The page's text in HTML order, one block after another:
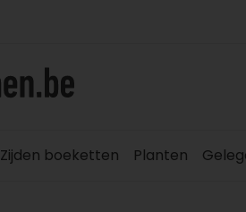
Zijden boeketten Planten